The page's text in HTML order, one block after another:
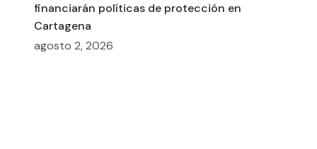
financiarán políticas de protección en
Cartagena
agosto 2, 2026